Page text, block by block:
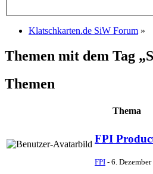
Klatschkarten.de SiW Forum »
Themen mit dem Tag
Themen
Thema
FPI
FPI - 6.